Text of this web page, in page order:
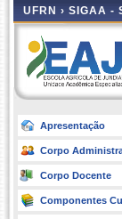
UFRN › SIGAA -
Apresentação
Corpo
Corpo Docente
Componentes